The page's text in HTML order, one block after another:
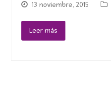
13 noviembre, 2015
Leer más